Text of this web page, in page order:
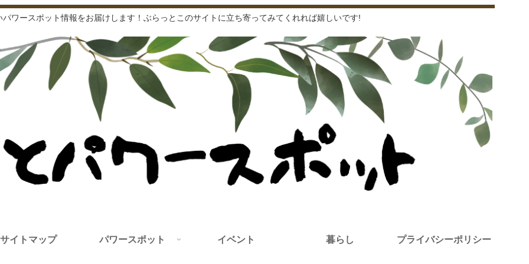
ワースポット情報をお届けします！ぶらっとこのサイトに立ち寄ってみてくれれば嬉しいです!
サイトマップ パワースポット イベント 暮らし プライバシーポリシー